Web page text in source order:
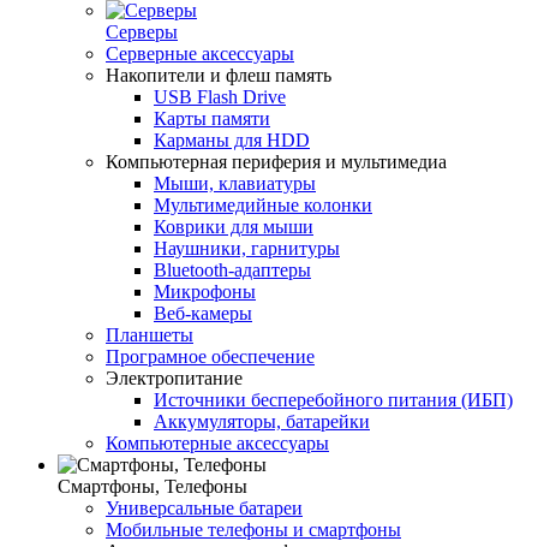
Серверы
Серверные аксессуары
Накопители и флеш память
USB Flash Drive
Карты памяти
Карманы для HDD
Компьютерная периферия и мультимедиа
Мыши, клавиатуры
Мультимедийные колонки
Коврики для мыши
Наушники, гарнитуры
Bluetooth-адаптеры
Микрофоны
Веб-камеры
Планшеты
Програмное обеспечение
Электропитание
Источники бесперебойного питания (ИБП)
Аккумуляторы, батарейки
Компьютерные аксессуары
Смартфоны, Телефоны
Универсальные батареи
Мобильные телефоны и смартфоны